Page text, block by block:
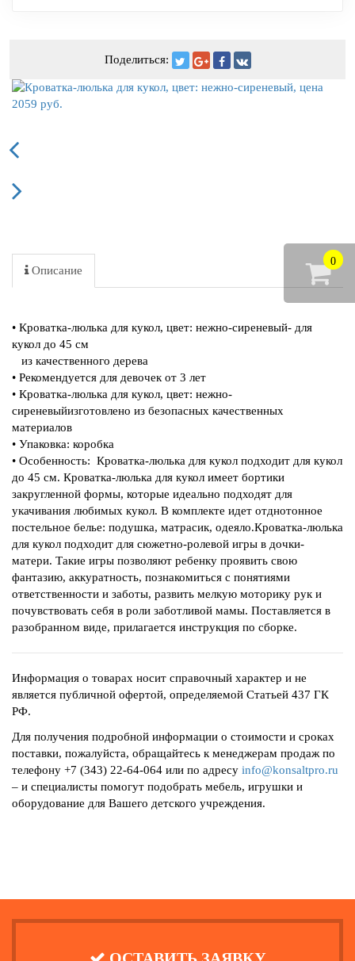
0
Поделиться:
Описание
• Кроватка-люлька для кукол, цвет: нежно-сиреневый- для
кукол до 45 см
из качественного дерева
• Рекомендуется для девочек от 3 лет
• Кроватка-люлька для кукол, цвет: нежно-
сиреневыйизготовлено из безопасных качественных
материалов
• Упаковка: коробка
• Особенность: Кроватка-люлька для кукол подходит для кукол
до 45 см. Кроватка-люлька для кукол имеет бортики
закругленной формы, которые идеально подходят для
укачивания любимых кукол. В комплекте идет отднотонное
постельное белье: подушка, матрасик, одеяло.Кроватка-люлька
для кукол подходит для сюжетно-ролевой игры в дочки-
матери. Такие игры позволяют ребенку проявить свою
фантазию, аккуратность, познакомиться с понятиями
ответственности и заботы, развить мелкую моторику рук и
почувствовать себя в роли заботливой мамы. Поставляется в
разобранном виде, прилагается инструкция по сборке.
Информация о товарах носит справочный характер и не
является публичной офертой, определяемой Статьей 437 ГК
РФ.
Для получения подробной информации о стоимости и сроках
поставки, пожалуйста, обращайтесь к менеджерам продаж по
телефону +7 (343) 22-64-064 или по адресу info@konsaltpro.ru
– и специалисты помогут подобрать мебель, игрушки и
оборудование для Вашего детского учреждения.